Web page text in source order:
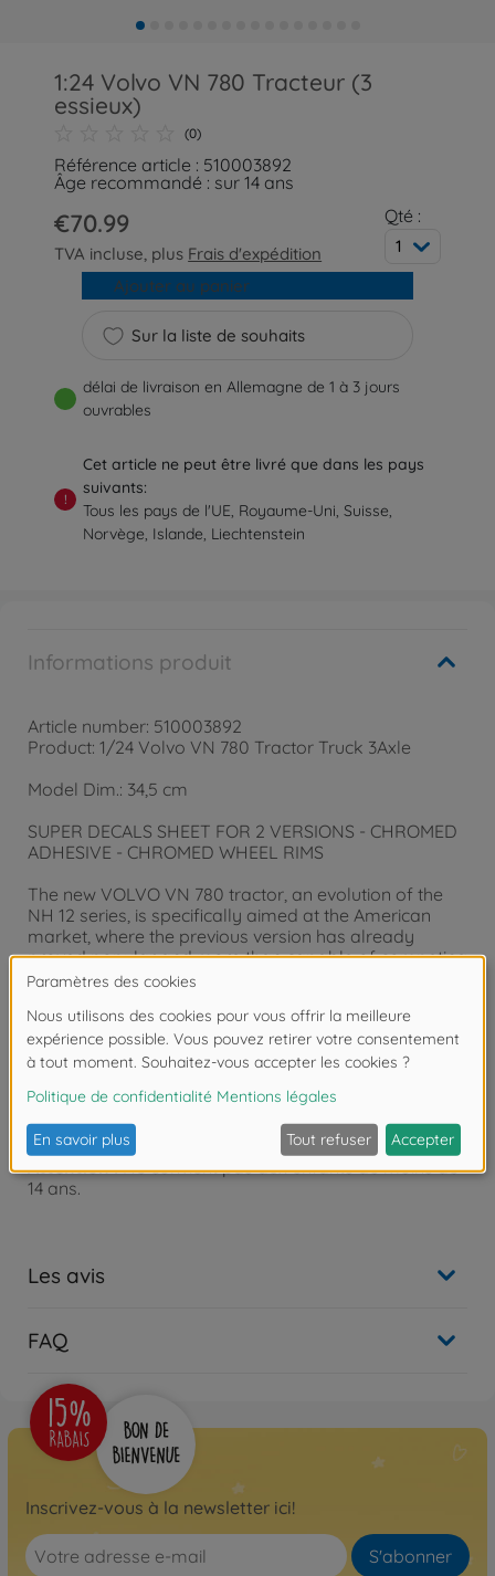
1:24 Volvo VN 780 Tracteur (3
essieux)
(0)
Référence article : 510003892
Âge recommandé : sur 14 ans
€70.99
TVA incluse, plus Frais d'expédition
Qté :
1
Sur la liste de souhaits
Ajouter au panier
délai de livraison en Allemagne de 1 à 3 jours
ouvrables
!
Cet article ne peut être livré que dans les pays
suivants:
Tous les pays de l'UE, Royaume-Uni, Suisse,
Norvège, Islande, Liechtenstein
Informations produit
Article number: 510003892
Product: 1/24 Volvo VN 780 Tractor Truck 3Axle
Model Dim.: 34,5 cm
SUPER DECALS SHEET FOR 2 VERSIONS - CHROMED
ADHESIVE - CHROMED WHEEL RIMS
The new VOLVO VN 780 tractor, an evolution of the
NH 12 series, is specifically aimed at the American
market, where the previous version has already
proved popular and more than capable of competing
with traditional US-built trucks.Characterised by a
other comfort needed for the long-haul journeys
typical of the US market, the vehicle has been
completely restyled and the engine improved to
Attention !Ne convient pas aux enfants de moins de
14 ans.
Les avis
FAQ
Inscrivez-vous à la newsletter ici!
S'abonner